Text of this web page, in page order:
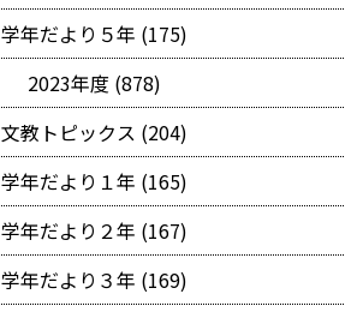
学年だより５年 (175)
2023年度 (878)
文教トピックス (204)
学年だより１年 (165)
学年だより２年 (167)
学年だより３年 (169)